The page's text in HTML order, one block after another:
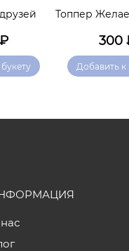
Топпер
300
Добавить к